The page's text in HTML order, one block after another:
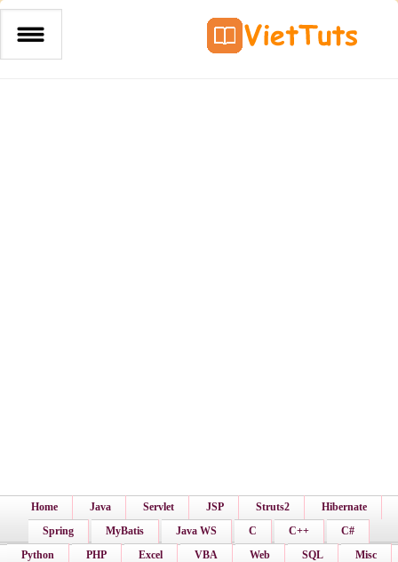
Home Java Servlet JSP Struts2
Hibernate
Spring
MyBatis Java WS C C++
C#
Python
PHP Excel VBA Web SQL Misc